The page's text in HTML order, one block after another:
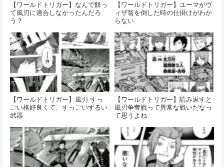
【ワールドトリガー】なんで餅っ
て風刃に適合しなかったんだろ
う？
【ワールドトリガー】ユーマがヴ
ィザ翁を倒した時の仕掛けがわか
らない
【ワールドトリガー】風刃 すっ
ごい格好良くて、すっごいずるい
武器
【ワールドトリガー】読み返すと
風刃争奪戦って異常な戦いだなっ
て思うよね